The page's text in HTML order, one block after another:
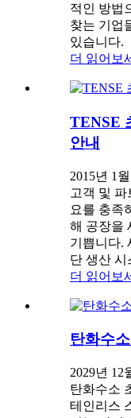
적인 방법
찾는 기업
있습니다.
더 읽어보
TENSE
안내
2015년 1
고객 및
요를 충족
해 공장을
기쁩니다.
단 생산 시
더 읽어보
탄화수
2029년 12
탄화수소
테인리스